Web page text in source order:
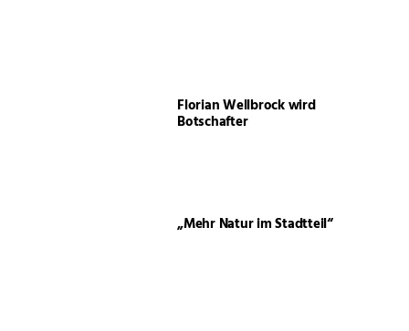
Florian Wellbrock wird
Botschafter
„Mehr Natur im Stadtteil“